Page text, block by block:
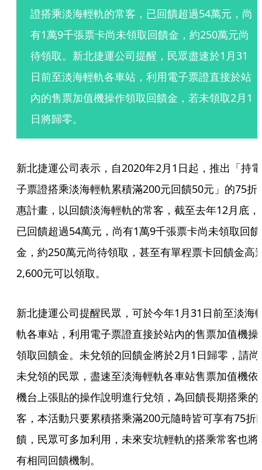
證搭乘淡海輕軌的常客，已回饋超過54萬元，尚
有1萬9千張票卡尚未領取回饋金，約250萬元尚
待領取。新北捷運公司提醒，民眾盡速於1月31
日前至淡海輕軌各車站，利用電子票證直接於站
內的售票加值機操作領取回饋金，若未領取2月1
日將歸零。
新北捷運公司表示，自2020年2月1日起，推出「持電
子票證搭乘淡海輕軌累積滿200元回饋50元」的75折
惠計畫，以回饋淡海輕軌的常客，截至去年12月底，
已回饋超過54萬元，尚有1萬9千張票卡尚未領取回饋
金，約250萬元尚待領取，甚至有單程票卡回饋金高
2,600元可以領取。
新北捷運公司提醒民眾，可於今年1月31日前至淡海
軌各車站，利用電子票證直接於站內的售票加值機操
領取回饋金。未兌領的回饋金將於2月1日歸零，請尚
未兌領的民眾，盡速至淡海輕軌各車站售票加值機依
機台上張貼的操作說明進行兌領，為回饋長期搭乘的
客，本活動只要累積搭乘滿200元隨時皆可享有75折
饋，民眾可多加利用，未來安坑輕軌的搭乘常客也將
有相同回饋機制。